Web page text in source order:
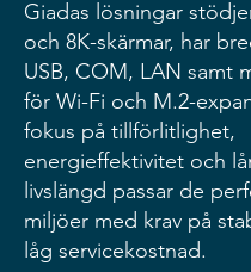
Giadas lösningar
och 8K-skärmar, har
USB, COM, LAN samt
för Wi-Fi och M.2-
fokus på tillförlitlighet,
energieffektivitet och
livslängd passar de
miljöer med krav på
låg servicekostnad.